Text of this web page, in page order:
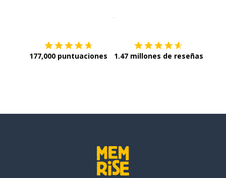
177,000 puntuaciones 1.47 millones de reseñas